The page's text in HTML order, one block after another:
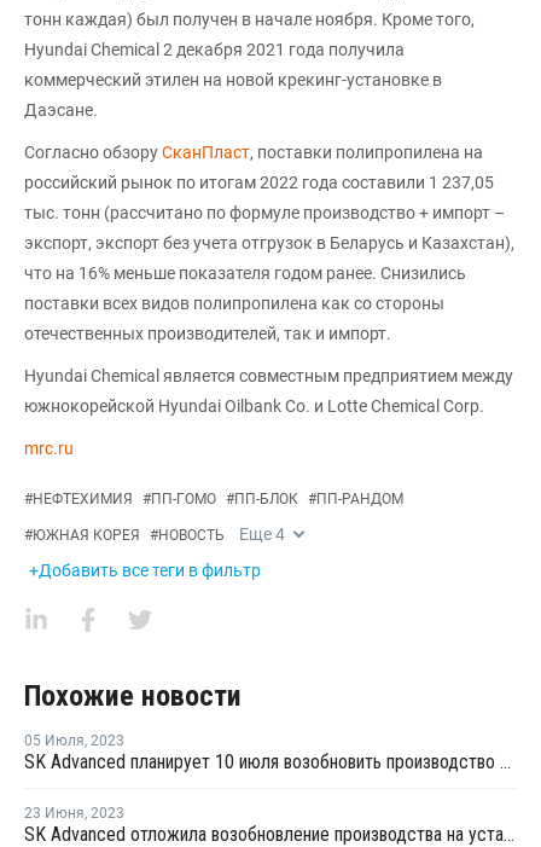
тонн каждая) был получен в начале ноября. Кроме того,
Hyundai Chemical 2 декабря 2021 года получила
коммерческий этилен на новой крекинг-установке в
Даэсане.
Согласно обзоруСканПласт, поставки полипропилена на
российский рынок по итогам 2022 года составили 1 237,05
тыс. тонн (рассчитано по формуле производство + импорт –
экспорт, экспорт без учета отгрузок в Беларусь и Казахстан),
что на 16% меньше показателя годом ранее. Снизились
поставки всех видов полипропилена как со стороны
отечественных производителей, так и импорт.
Hyundai Chemical является совместным предприятием между
южнокорейской Hyundai Oilbank Co. и Lotte Chemical Corp.
mrc.ru
#НЕФТЕХИМИЯ #ПП-ГОМО #ПП-БЛОК #ПП-РАНДОМ
#ЮЖНАЯ КОРЕЯ #НОВОСТЬ Еще4
+Добавить все теги в фильтр
Похожие новости
05 Июля, 2023
SK Advanced планирует 10 июля возобновить производство пропилена в Ульсане
23 Июня, 2023
SK Advanced отложила возобновление производства на установке по дегидрированию пропана в Ульсане